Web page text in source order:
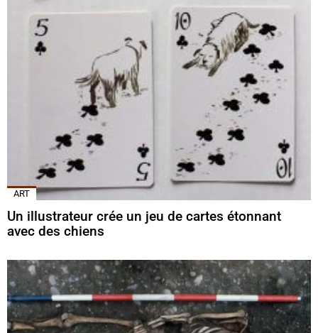
ART
Un illustrateur crée un jeu de cartes étonnant
avec des chiens